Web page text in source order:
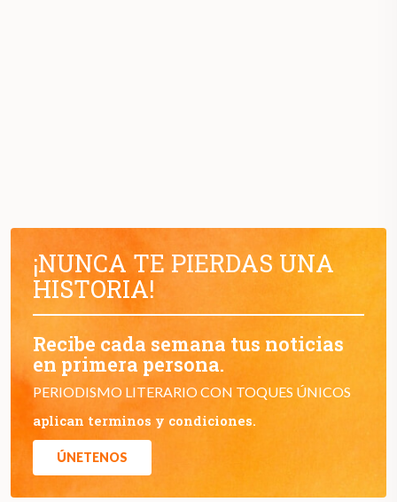
¡NUNCA TE PIERDAS UNA
HISTORIA!
Recibe cada semana tus noticias
en primera persona.
PERIODISMO LITERARIO CON TOQUES ÚNICOS
aplican terminos y condiciones.
ÚNETENOS